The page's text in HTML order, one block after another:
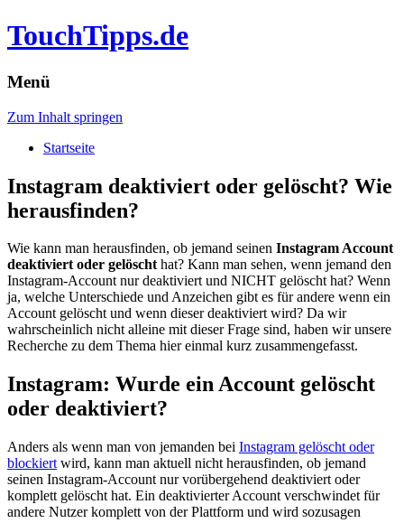
TouchTipps.de
Menü
Zum Inhalt springen
Startseite
Instagram deaktiviert oder gelöscht? Wie
herausfinden?
Wie kann man herausfinden, ob jemand seinen Instagram Account
deaktiviert oder gelöschthat? Kann man sehen, wenn jemand den
Instagram-Account nur deaktiviert und NICHT gelöscht hat? Wenn
ja, welche Unterschiede und Anzeichen gibt es für andere wenn ein
Account gelöscht und wenn dieser deaktiviert wird? Da wir
wahrscheinlich nicht alleine mit dieser Frage sind, haben wir unsere
Recherche zu dem Thema hier einmal kurz zusammengefasst.
Instagram: Wurde ein Account gelöscht
oder deaktiviert?
Anders als wenn man von jemanden bei Instagram gelöscht oder
blockiert wird, kann man aktuell nicht herausfinden, ob jemand
seinen Instagram-Account nur vorübergehend deaktiviert oder
komplett gelöscht hat. Ein deaktivierter Account verschwindet für
andere Nutzer komplett von der Plattform und wird sozusagen